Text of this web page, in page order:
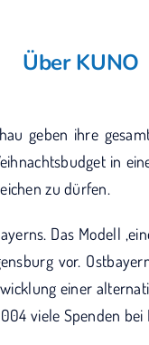
Über KUNO
geben ihre
in
zu dürfen.
Das Modell
vor.
einer
viele Spenden